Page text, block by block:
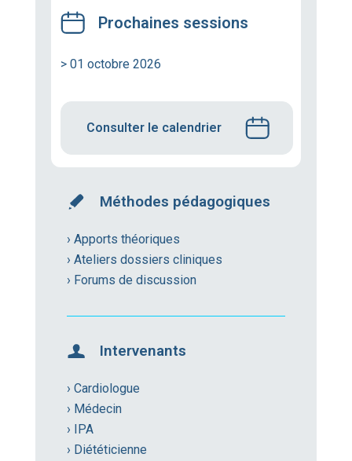
Prochaines sessions
> 01 octobre 2026
Consulter le calendrier
Méthodes pédagogiques
› Apports théoriques
› Ateliers dossiers cliniques
› Forums de discussion
Intervenants
› Cardiologue
› Médecin
› IPA
› Diététicienne